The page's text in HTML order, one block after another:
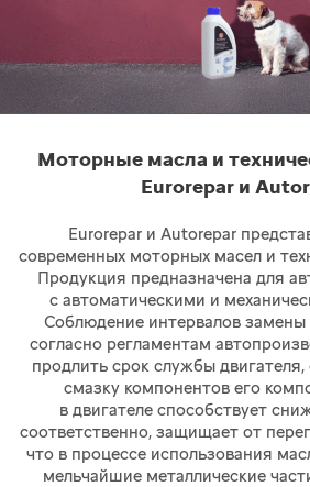
Моторные масла и
Eurorepar и
Eurorepar и Autorepar
современных моторных масел и
Продукция предназначена для
с автоматическими и
Соблюдение интервалов замены
согласно регламентам
продлить срок службы
смазку компонентов его
в двигателе способствует
соответственно, защищает от
что в процессе использования
мельчайшие металлические